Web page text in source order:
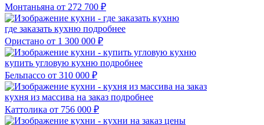
Монтаньяна от 272 700 ₽
где заказать кухню подробнее
Ористано от 1 300 000 ₽
купить угловую кухню подробнее
Бельпассо от 310 000 ₽
кухня из массива на заказ подробнее
Каттолика от 756 000 ₽